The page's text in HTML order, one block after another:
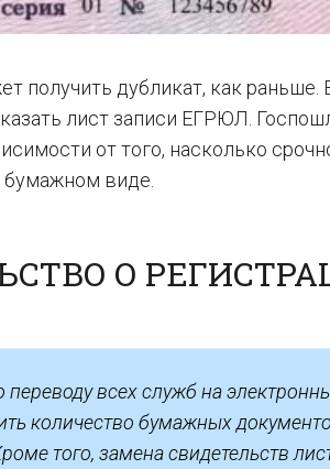
получить дубликат, как раньше.
лист записи ЕГРЮЛ.
от того, насколько
бумажном виде.
О
всех служб на
количество бумажных
того, замена свидетельств